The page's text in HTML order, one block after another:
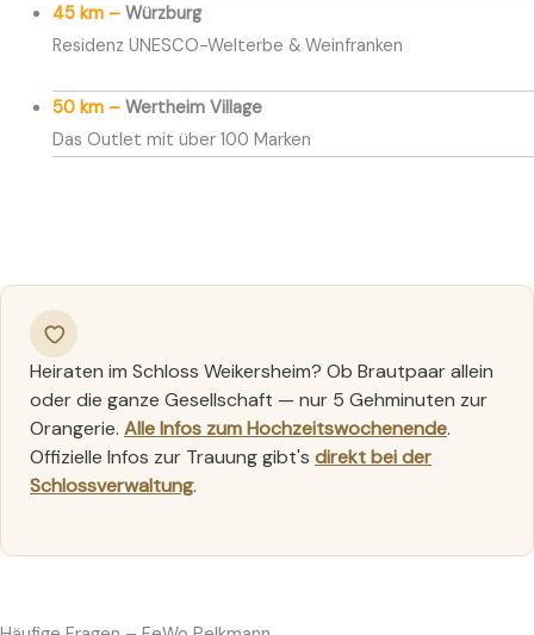
45 km –Würzburg
Residenz UNESCO-Welterbe & Weinfranken
50 km –Wertheim Village
Das Outlet mit über 100 Marken
Heiraten im Schloss Weikersheim? Ob Brautpaar allein
oder die ganze Gesellschaft — nur 5 Gehminuten zur
Orangerie. Alle Infos zum Hochzeitswochenende.
Offizielle Infos zur Trauung gibt's direkt bei der
Schlossverwaltung.